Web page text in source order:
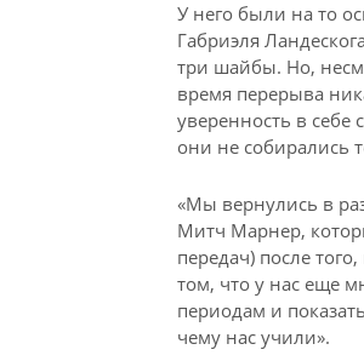
У него были на то
Габриэля
три шайбы. Но,
время перерыва
уверенность в себе
они не собирались
«Мы вернулись в
Митч Марнер,
передач) после
том, что у нас еще
периодам и
чему нас учили».